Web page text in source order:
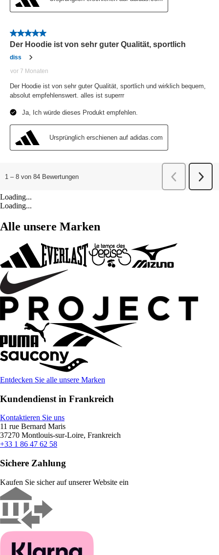
Loading...
Loading...
Alle unsere Marken
Entdecken Sie alle unsere Marken
Kundendienst in Frankreich
Kontaktieren Sie uns
11 rue Bernard Maris
37270 Montlouis-sur-Loire, Frankreich
+33 1 86 47 62 58
Sichere Zahlung
Kaufen Sie sicher auf unserer Website ein